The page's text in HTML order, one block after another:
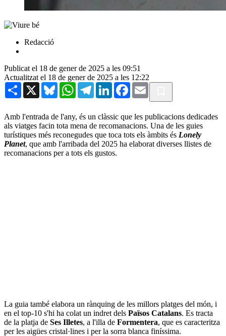
Redacció
Publicat el 18 de gener de 2025 a les 09:51
Actualitzat el 18 de gener de 2025 a les 12:22
Share X BlueskyWhatsAppTelegramLinkedInFacebook
Email
Amb l'entrada de l'any, és un clàssic que les publicacions dedicades
als viatges facin tota mena de recomanacions. Una de les guies
turístiques més reconegudes que toca tots els àmbits és Lonely
Planet, que amb l'arribada del 2025 ha elaborat diverses llistes de
recomanacions per a tots els gustos.
La guia també elabora un rànquing de les millors platges del món, i
en el top-10 s'hi ha colat un indret dels Països Catalans. Es tracta
de la platja de Ses Illetes, a l'illa de Formentera, que es caracteritza
per les aigües cristal·lines i per la sorra blanca finíssima.